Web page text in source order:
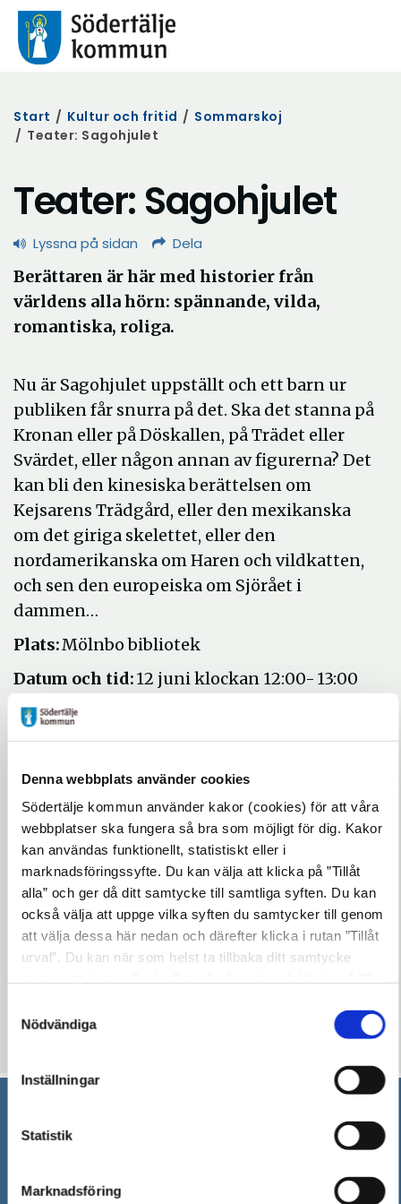
Denna webbplats använder cookies
Södertälje kommun använder kakor (cookies) för att våra
webbplatser ska fungera så bra som möjligt för dig. Kakor
kan användas funktionellt, statistiskt eller i
marknadsföringssyfte. Du kan välja att klicka på ”Tillåt
alla” och ger då ditt samtycke till samtliga syften. Du kan
också välja att uppge vilka syften du samtycker till genom
att välja dessa här nedan och därefter klicka i rutan ”Tillåt
urval”. Du kan när som helst ta tillbaka ditt samtycke
kan du läsa om hur kakorna används och hur vi och våra
leverantörer inhämtar och behandlar personuppgifter.
Nödvändiga
Inställningar
Statistik
Marknadsföring
Start / Kultur och fritid / Sommarskoj
/ Teater: Sagohjulet
Teater: Sagohjulet
Lyssna på sidan Dela
Berättaren är här med historier från
världens alla hörn: spännande, vilda,
romantiska, roliga.
Nu är Sagohjulet uppställt och ett barn ur
publiken får snurra på det. Ska det stanna på
Kronan eller på Döskallen, på Trädet eller
Svärdet, eller någon annan av figurerna? Det
kan bli den kinesiska berättelsen om
Kejsarens Trädgård, eller den mexikanska
om det giriga skelettet, eller den
nordamerikanska om Haren och vildkatten,
och sen den europeiska om Sjörået i
dammen…
Plats:Mölnbo bibliotek
Datum och tid:12 juni klockan 12:00- 13:00
För vem är aktiviteten:
som är cirka 7 till 10 år.
Behövs föranmälan?Nej
Kostnad: Gratis
Om aktiviteten anpassas för personer med
funktionsnedsättning:Ja
Kontaktuppgifter vid frågor gällande
aktiviteten: molnbo.bibliotek@sodertalje.se
thumb_up Ja
Södertälje kommun
Besöksadress: Nyköpingsvägen 26